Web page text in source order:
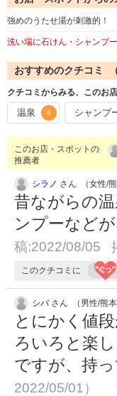
強めのうたせ湯が刺激的！
洗い場に石けん・シャンプ
おすすめのクチコミ
クチコミからみる、このお
温泉 4 シャンプ
このお店・スポットの
推薦者
シラノ さん （女性/熊
昔ながらの
ンプーなど
稿:2022/08/05
このクチコミに
シバさん （男性/熊本
とにかく値
ろいろと楽
ですが、持
2022/05/01）